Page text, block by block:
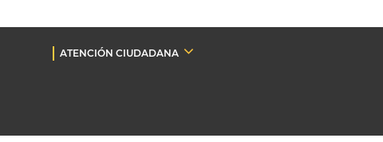
ATENCIÓN CIUDADANA